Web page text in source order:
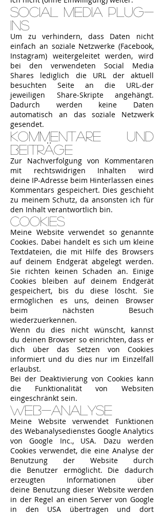
Social Media Plug-
Ins
Um zu verhindern, dass Daten nicht
einfach an soziale Netzwerke (Facebook,
Instagram) weitergeleitet werden, wird
bei den verwendeten Social Media
Shares lediglich die URL der aktuell
besuchten Seite an die URL-der
jeweiligen Share-Skripte angehängt.
Dadurch werden keine Daten
automatisch an das soziale Netzwerk
gesendet.
Kommentare und
Beiträge
Zur Nachverfolgung von Kommentaren
mit rechtswidrigen Inhalten wird
deine IP-Adresse beim Hinterlassen eines
Kommentars gespeichert. Dies geschieht
zu meinem Schutz, da ansonsten ich für
den Inhalt verantwortlich bin.
Cookies
Meine Website verwendet so genannte
Cookies. Dabei handelt es sich um kleine
Textdateien, die mit Hilfe des Browsers
auf deinem Endgerät abgelegt werden.
Sie richten keinen Schaden an. Einige
Cookies bleiben auf deinem Endgerät
gespeichert, bis du diese löscht. Sie
ermöglichen es uns, deinen Browser
beim nächsten Besuch
wiederzuerkennen.
Wenn du dies nicht wünscht, kannst
du deinen Browser so einrichten, dass er
dich über das Setzen von Cookies
informiert und du dies nur im Einzelfall
erlaubst.
Bei der Deaktivierung von Cookies kann
die Funktionalität von Websiten
eingeschränkt sein.
Web-Analyse
Meine Website verwendet Funktionen
des Webanalysedienstes Google Analytics
von Google Inc., USA. Dazu werden
Cookies verwendet, die eine Analyse der
Benutzung der Website durch
die Benutzer ermöglicht. Die dadurch
erzeugten Informationen über
deine Benutzung dieser Website werden
in der Regel an einen Server von Google
in den USA übertragen und dort